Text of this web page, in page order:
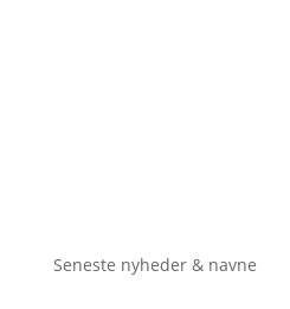
Seneste nyheder & navne